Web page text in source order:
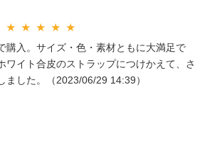
★ ★ ★ ★ ★
購入。サイズ・色・素材ともに大満足で
ワイト合皮のストラップにつけかえて、さ
ました。（2023/06/29 14:39）